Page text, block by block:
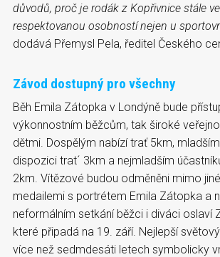
důvodů, proč je rodák z Kopřivnice stále
respektovanou osobností nejen u
dodává Přemysl Pela, ředitel Českého
Závod dostupný pro všechny
Běh Emila Zátopka v Londýně bude
výkonnostním běžcům, tak široké
dětmi. Dospělým nabízí trať 5km,
dispozici trat´ 3km a nejmladším
2km. Vítězové budou odměněni mimo
medailemi s portrétem Emila Zátopka a
neformálním setkání běžci i diváci oslaví
které připadá na 19. září. Nejlepší
více než sedmdesáti letech symbolicky